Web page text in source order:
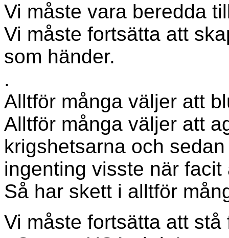
Vi måste vara beredda
Vi måste fortsätta att
som händer.
.
Alltför många väljer att
Alltför många väljer att
krigshetsarna och
ingenting visste när
Så har skett i alltför
Vi måste fortsätta att stå